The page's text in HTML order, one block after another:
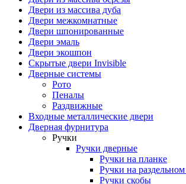
Двери из массива дуба
Двери межкомнатные
Двери шпонированные
Двери эмаль
Двери экошпон
Скрытые двери Invisible
Дверные системы
Рото
Пеналы
Раздвижные
Входные металлические двери
Дверная фурнитура
Ручки
Ручки дверные
Ручки на планке
Ручки на
Ручки скобы